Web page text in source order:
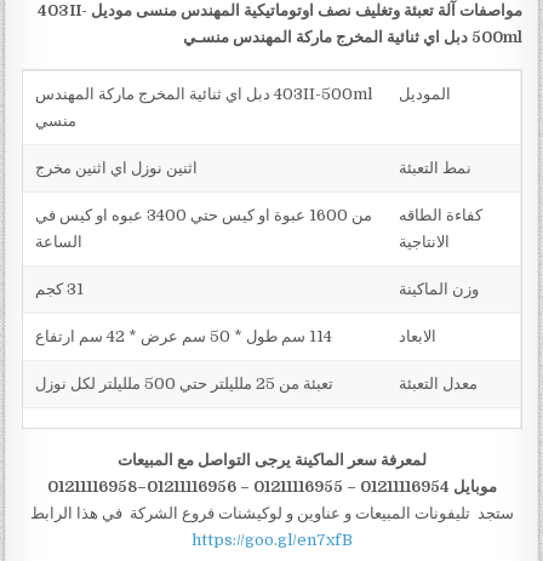
مواصفات آلة تعبئة وتغليف نصف اوتوماتيكية المهندس منسى موديل 403II-
500ml دبل اي ثنائية المخرج ماركة المهندس منسـي
الموديل
403II-500ml دبل اي ثنائية المخرج ماركة المهندس
منسي
نمط التعبئة اثنين نوزل اي اثنين مخرج
كفاءة الطاقه
الانتاجية
من 1600 عبوة او كيس حتي 3400 عبوه او كيس في
الساعة
وزن الماكينة 31 كجم
الابعاد 114 سم طول * 50 سم عرض * 42 سم ارتفاع
معدل التعبئة تعبئة من 25 ملليلتر حتي 500 ملليلتر لكل نوزل
لمعرفة سعر الماكينة يرجى التواصل مع المبيعات
موبايل 01211116954 – 01211116955 – 01211116956–01211116958
ستجد تليفونات المبيعات و عناوين و لوكيشنات فروع الشركة في هذا الرابط
https://goo.gl/en7xfB